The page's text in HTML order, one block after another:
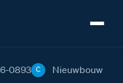
0893 C Nieuwbouw